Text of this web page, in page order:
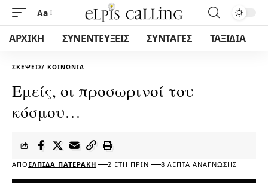
Aa
ΑΡΧΙΚΗ ΣΥΝΕΝΤΕΥΞΕΙΣ ΣΥΝΤΑΓΕΣ ΤΑΞΙΔΙΑ
ΣΚΈΨΕΙΣ ΚΟΙΝΩΝΊΑ
Εμείς, οι προσωρινοί του
κόσμου…
ΑΠΌ ΕΛΠΊΔΑ ΠΑΤΕΡΆΚΗ 2 ΈΤΗ ΠΡΙΝ 8 ΛΕΠΤΆ ΑΝΆΓΝΩΣΗΣ